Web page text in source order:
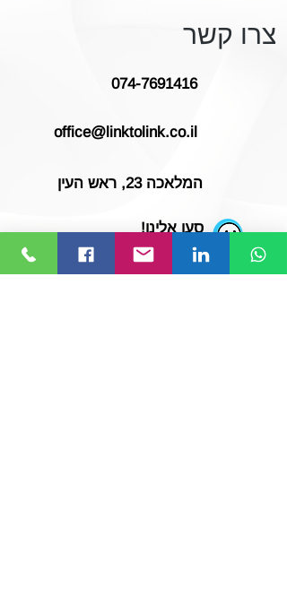
צרו קשר
074-7691416
office@linktolink.co.il
המלאכה 23, ראש העין
סעו אלינו!
לחצו או חפשו Link to Link